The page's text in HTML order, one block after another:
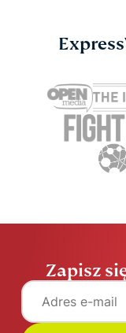
jest nadal
2025 roku?
ExpressVPN
Zapisz